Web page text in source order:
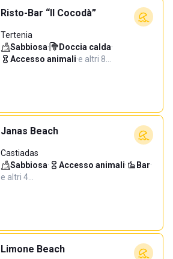
Risto-Bar “Il Cocodà”
Tertenia
Sabbiosa· Doccia calda·
Accesso animali·e altri 8…
Janas Beach
Castiadas
Sabbiosa· Accesso animali· Bar·
e altri 4…
Limone Beach